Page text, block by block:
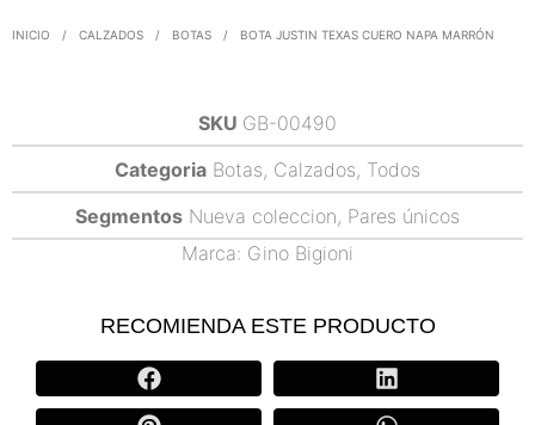
INICIO / CALZADOS / BOTAS / BOTA JUSTIN TEXAS CUERO NAPA MARRÓN
SKU GB-00490
Categoria Botas, Calzados, Todos
Segmentos Nueva coleccion, Pares únicos
Marca: Gino Bigioni
RECOMIENDA ESTE PRODUCTO